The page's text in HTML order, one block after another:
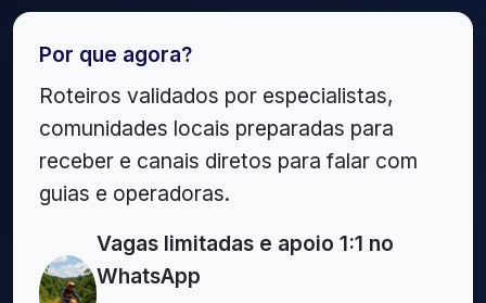
Por que agora?
Roteiros validados por especialistas,
comunidades locais preparadas para
receber e canais diretos para falar com
guias e operadoras.
Vagas limitadas e apoio 1:1 no
WhatsApp